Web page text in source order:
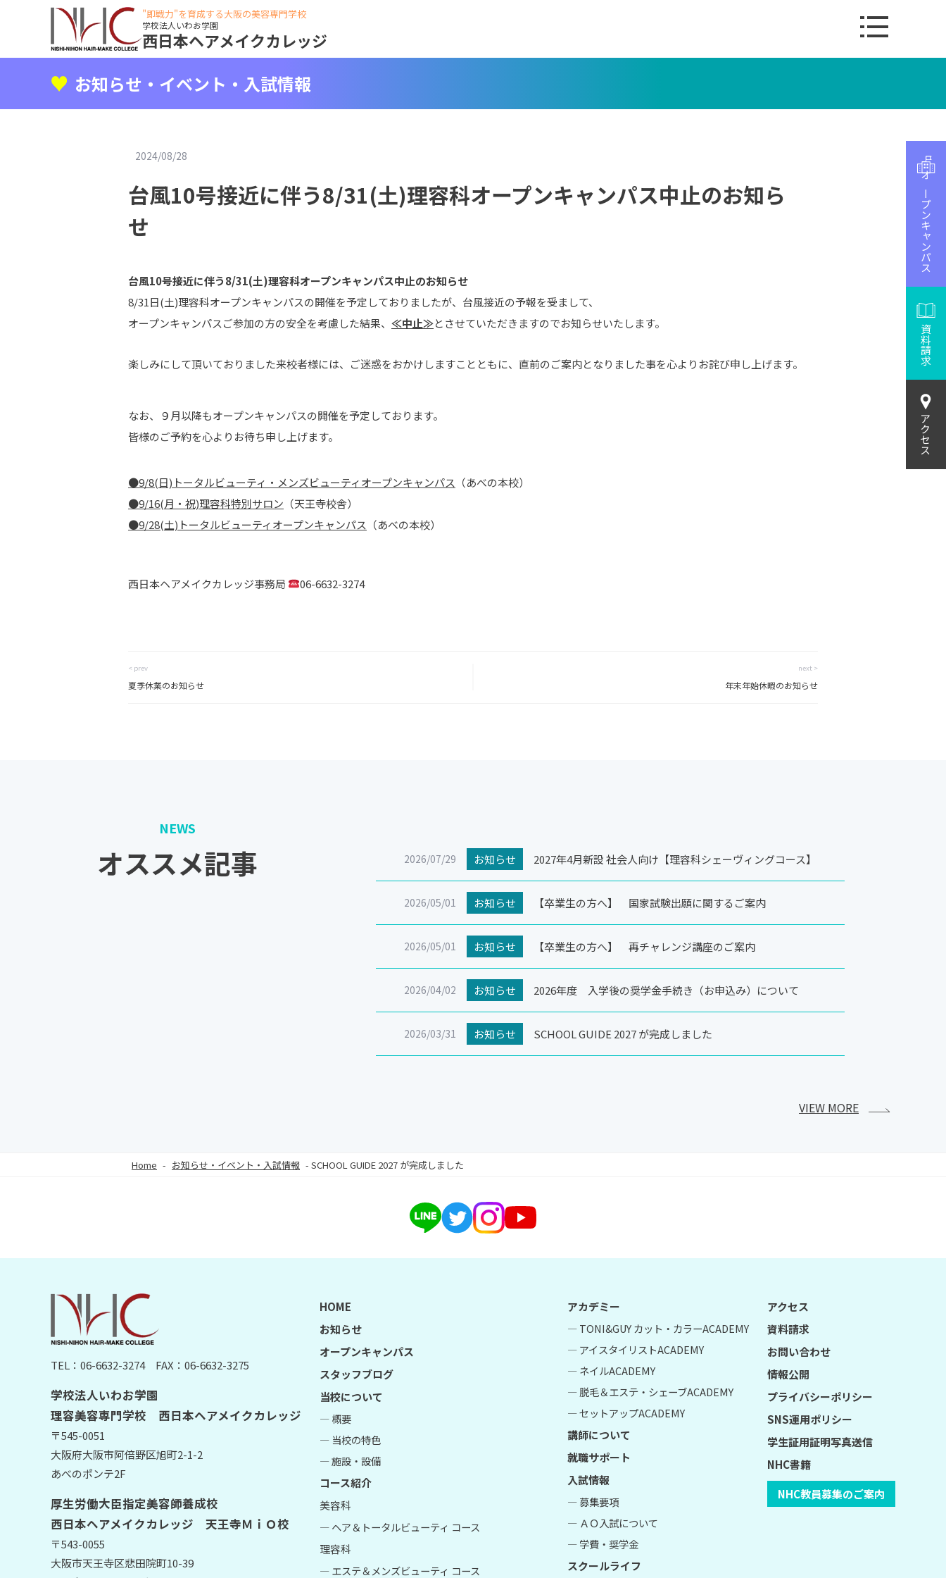
"即戦力"を育成する大阪の美容専門学校
学校法人いわお学園
西日本ヘアメイクカレッジ
オープンキャンパス
資料請求
アクセス
お知らせ・イベント・入試情報
2024/08/28
台風10号接近に伴う8/31(土)理容科オープンキャンパス中止のお知ら
せ
台風10号接近に伴う8/31(土)理容科オープンキャンパス中止のお知らせ
8/31日(土)理容科オープンキャンパスの開催を予定しておりましたが、台風接近の予報を受まして、
オープンキャンパスご参加の方の安全を考慮した結果、 ≪中止≫とさせていただきますのでお知らせいたします。
楽しみにして頂いておりました来校者様には、ご迷惑をおかけしますことともに、直前のご案内となりました事を心よりお詫び申し上げます。
なお、９月以降もオープンキャンパスの開催を予定しております。
皆様のご予約を心よりお待ち申し上げます。
●9/8(日)トータルビューティ・メンズビューティオープンキャンパス （あべの本校）
●9/16(月・祝)理容科特別サロン （天王寺校舎）
●9/28(土)トータルビューティオープンキャンパス （あべの本校）
西日本ヘアメイクカレッジ事務局 06-6632-3274
< prev
夏季休業のお知らせ
next >
年末年始休暇のお知らせ
NEWS
オススメ記事 2026/07/29 お知らせ 2027年4月新設 社会人向け【理容科シェーヴィングコース】
2026/05/01 お知らせ 【卒業生の方へ】 国家試験出願に関するご案内
2026/05/01 お知らせ 【卒業生の方へ】 再チャレンジ講座のご案内
2026/04/02 お知らせ 2026年度 入学後の奨学金手続き（お申込み）について
2026/03/31 お知らせ SCHOOL GUIDE 2027 が完成しました
VIEW MORE
Home - お知らせ・イベント・入試情報 - SCHOOL GUIDE 2027 が完成しました
TEL：06-6632-3274FAX：06-6632-3275
学校法人いわお学園
理容美容専門学校 西日本ヘアメイクカレッジ
〒545-0051
大阪府大阪市阿倍野区旭町2-1-2
あべのポンテ2F
厚生労働大臣指定美容師養成校
西日本ヘアメイクカレッジ 天王寺ＭｉＯ校
〒543-0055
大阪市天王寺区悲田院町10-39
HOME
お知らせ
オープンキャンパス
スタッフブログ
当校について
― 概要
― 当校の特色
― 施設・設備
コース紹介
美容科
― ヘア＆トータルビューティ コース
理容科
― エステ＆メンズビューティ コース
アカデミー
― TONI&GUY カット・カラーACADEMY
― アイスタイリストACADEMY
― ネイルACADEMY
― 脱毛＆エステ・シェーブACADEMY
― セットアップACADEMY
講師について
就職サポート
入試情報
― 募集要項
― ＡＯ入試について
― 学費・奨学金
スクールライフ
アクセス
資料請求
お問い合わせ
情報公開
プライバシーポリシー
SNS運用ポリシー
学生証用証明写真送信
NHC書籍
NHC教員募集のご案内